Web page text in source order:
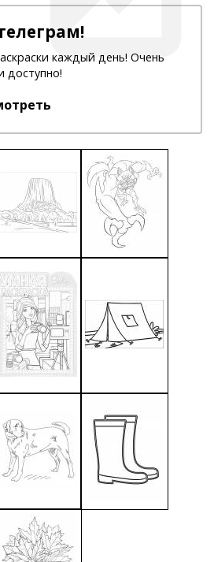
каждый день! Очень
доступно!